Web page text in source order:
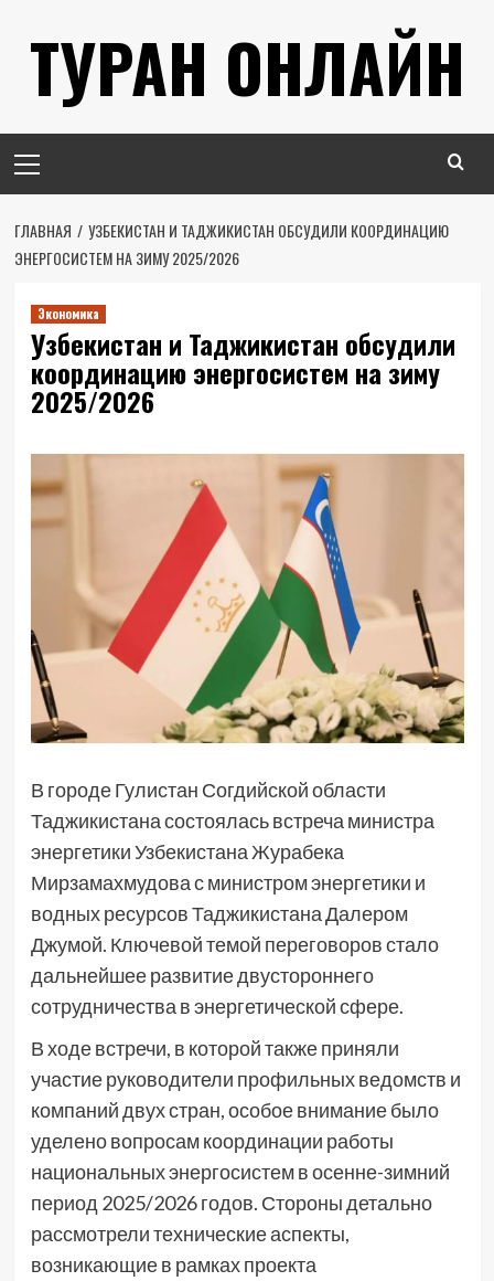
содержимому
ТУРАН ОНЛАЙН
меню
ГЛАВНАЯ
УЗБЕКИСТАН И ТАДЖИКИСТАН ОБСУДИЛИ КООРДИНАЦИЮ
ЭНЕРГОСИСТЕМ НА ЗИМУ 2025/2026
Экономика
Узбекистан и Таджикистан обсудили
координацию энергосистем на зиму
2025/2026
В городе Гулистан Согдийской области
Таджикистана состоялась встреча министра
энергетики Узбекистана Журабека
Мирзамахмудова с министром энергетики и
водных ресурсов Таджикистана Далером
Джумой. Ключевой темой переговоров стало
дальнейшее развитие двустороннего
сотрудничества в энергетической сфере.
В ходе встречи, в которой также приняли
участие руководители профильных ведомств и
компаний двух стран, особое внимание было
уделено вопросам координации работы
национальных энергосистем в осенне-зимний
период 2025/2026 годов. Стороны детально
рассмотрели технические аспекты,
возникающие в рамках проекта